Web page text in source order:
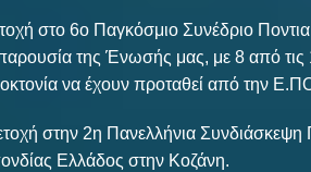
στο 6ο Παγκόσμιο Συνέδριο
της Ένωσής μας, με 8 από
να έχουν προταθεί από την
στην 2η Πανελλήνια Συνδιάσκεψη
Ελλάδος στην Κοζάνη.